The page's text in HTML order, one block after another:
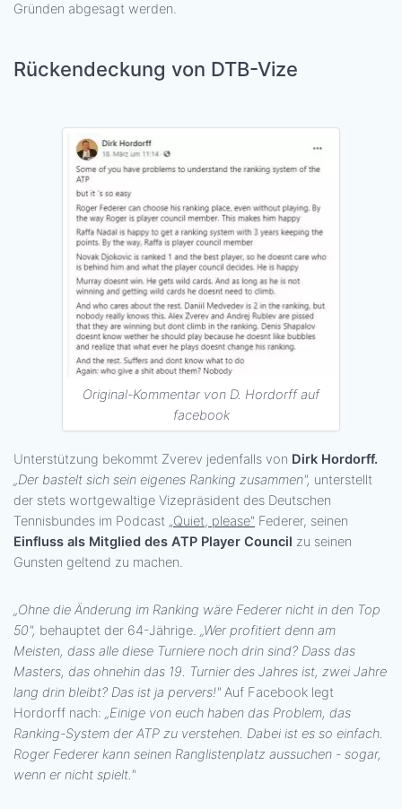
Gründen abgesagt werden.
Rückendeckung von DTB-Vize
Original-Kommentar von D. Hordorff auf
facebook
Unterstützung bekommt Zverev jedenfalls von Dirk Hordorff.
„Der bastelt sich sein eigenes Ranking zusammen", unterstellt
der stets wortgewaltige Vizepräsident des Deutschen
Tennisbundes im Podcast „Quiet, please" Federer, seinen
Einfluss als Mitglied des ATP Player Council zu seinen
Gunsten geltend zu machen.
„Ohne die Änderung im Ranking wäre Federer nicht in den Top
50", behauptet der 64-Jährige. „Wer profitiert denn am
Meisten, dass alle diese Turniere noch drin sind? Dass das
Masters, das ohnehin das 19. Turnier des Jahres ist, zwei Jahre
lang drin bleibt? Das ist ja pervers!" Auf Facebook legt
Hordorff nach: „Einige von euch haben das Problem, das
Ranking-System der ATP zu verstehen. Dabei ist es so einfach.
Roger Federer kann seinen Ranglistenplatz aussuchen - sogar,
wenn er nicht spielt."